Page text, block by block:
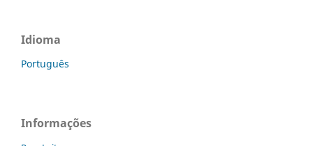
Idioma
Português
Informações